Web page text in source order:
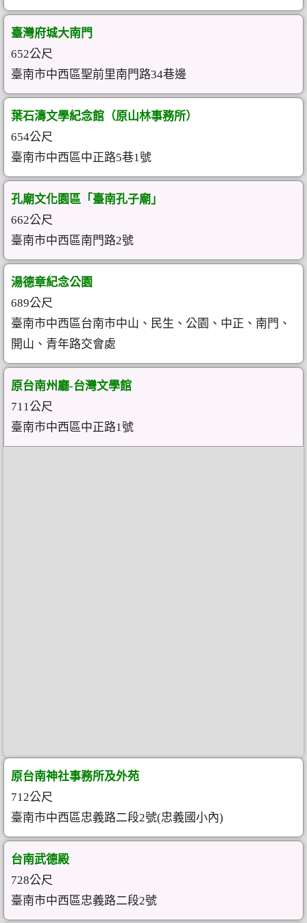
臺灣府城大南門
652公尺
臺南市中西區聖前里南門路34巷邊
葉石濤文學紀念館（原山林事務所）
654公尺
臺南市中西區中正路5巷1號
孔廟文化園區「臺南孔子廟」
662公尺
臺南市中西區南門路2號
湯德章紀念公園
689公尺
臺南市中西區台南市中山、民生、公園、中正、南門、
開山、青年路交會處
原台南州廳-台灣文學館
711公尺
臺南市中西區中正路1號
原台南神社事務所及外苑
712公尺
臺南市中西區忠義路二段2號(忠義國小內)
台南武德殿
728公尺
臺南市中西區忠義路二段2號